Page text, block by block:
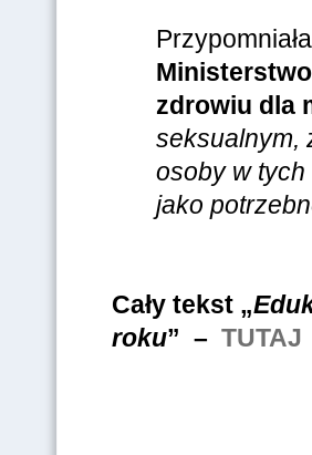
zdrowiu dla
seksualnym,
osoby w tych
jako
Cały tekst „
roku” – TUTAJ